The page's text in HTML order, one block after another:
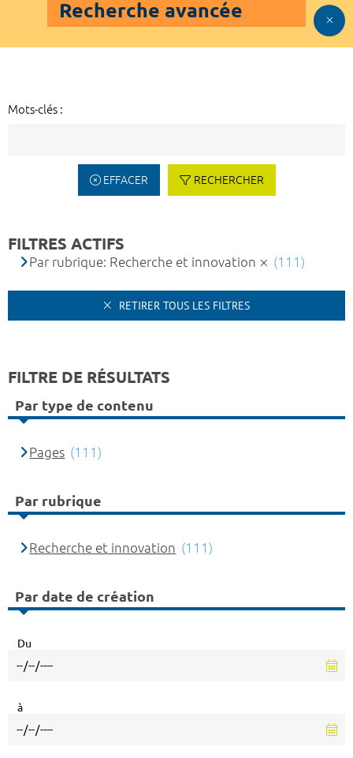
Recherche avancée
Mots-clés :
EFFACER RECHERCHER
FILTRES ACTIFS
Par rubrique: Recherche et innovation (111)
RETIRER TOUS LES FILTRES
FILTRE DE RÉSULTATS
Par type de contenu
Pages (111)
Par rubrique
Recherche et innovation (111)
Par date de création
Du
à